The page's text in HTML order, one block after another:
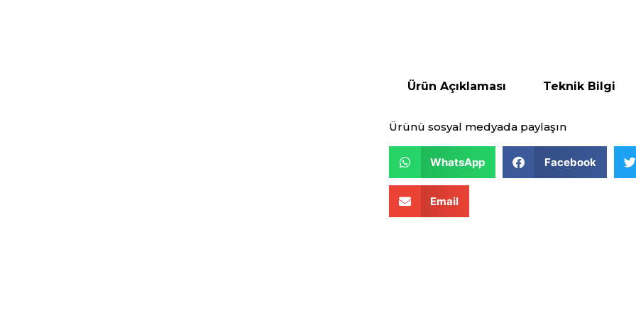
Ürün Açıklaması Teknik Bilgi
Ürünü sosyal medyada paylaşın
WhatsApp Facebook
Email